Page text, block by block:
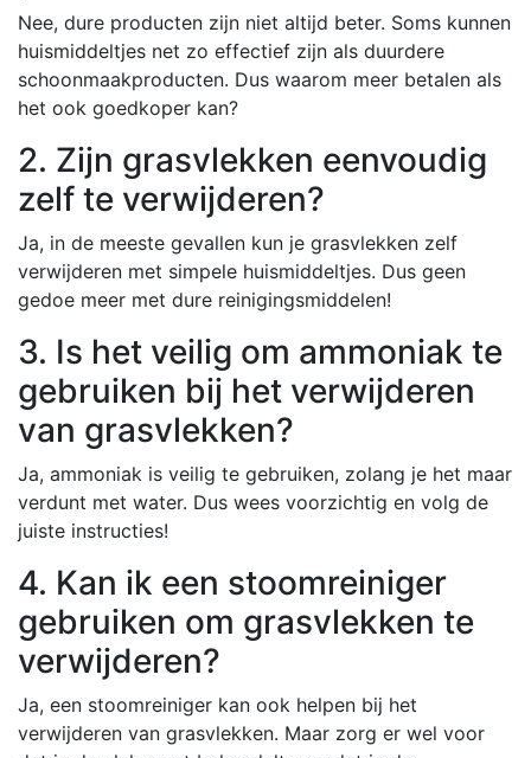
Nee, dure producten zijn niet altijd beter. Soms kunnen
huismiddeltjes net zo effectief zijn als duurdere
schoonmaakproducten. Dus waarom meer betalen als
het ook goedkoper kan?
2. Zijn grasvlekken eenvoudig
zelf te verwijderen?
Ja, in de meeste gevallen kun je grasvlekken zelf
verwijderen met simpele huismiddeltjes. Dus geen
gedoe meer met dure reinigingsmiddelen!
3. Is het veilig om ammoniak te
gebruiken bij het verwijderen
van grasvlekken?
Ja, ammoniak is veilig te gebruiken, zolang je het maar
verdunt met water. Dus wees voorzichtig en volg de
juiste instructies!
4. Kan ik een stoomreiniger
gebruiken om grasvlekken te
verwijderen?
Ja, een stoomreiniger kan ook helpen bij het
verwijderen van grasvlekken. Maar zorg er wel voor